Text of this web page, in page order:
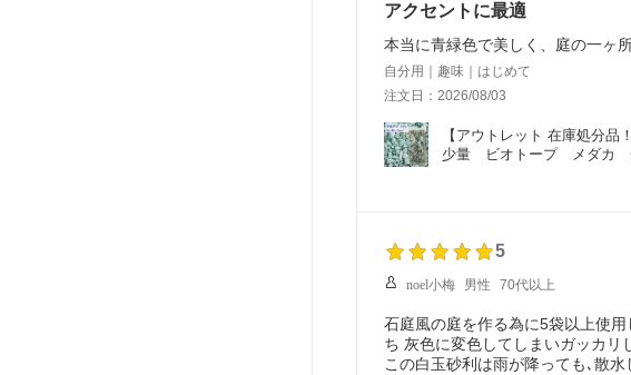
アクセントに最適
本当に青緑色で美しく、庭の一ヶ
自分用｜趣味｜はじめて
注文日：2026/08/03
【アウトレット 在庫処分
少量　ビオトープ　メダカ
5
noel小梅 男性 70代以上
石庭風の庭を作る為に5袋以上使
ち 灰色に変色してしまいガッカリ
この白玉砂利は雨が降っても､散